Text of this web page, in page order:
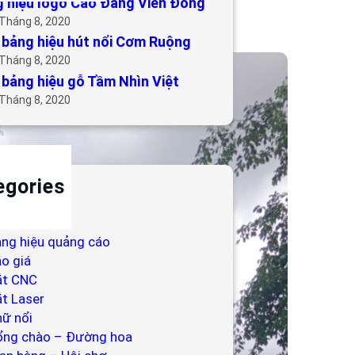
8, 2020
hiệu hút nổi Cơm Ruộng
8, 2020
hiệu gỗ Tầm Nhìn Việt
8, 2020
hiệu quảng cáo
giá
CNC
Laser
nổi
chào – Đường hoa